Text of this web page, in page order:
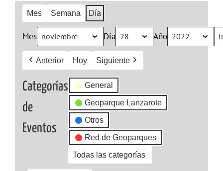
Mes Semana Día
Mes Día Año
Anterior Hoy Siguiente
Categorías
de
Eventos
General
Geoparque Lanzarote
Otros
Red de Geoparques
Todas las categorías